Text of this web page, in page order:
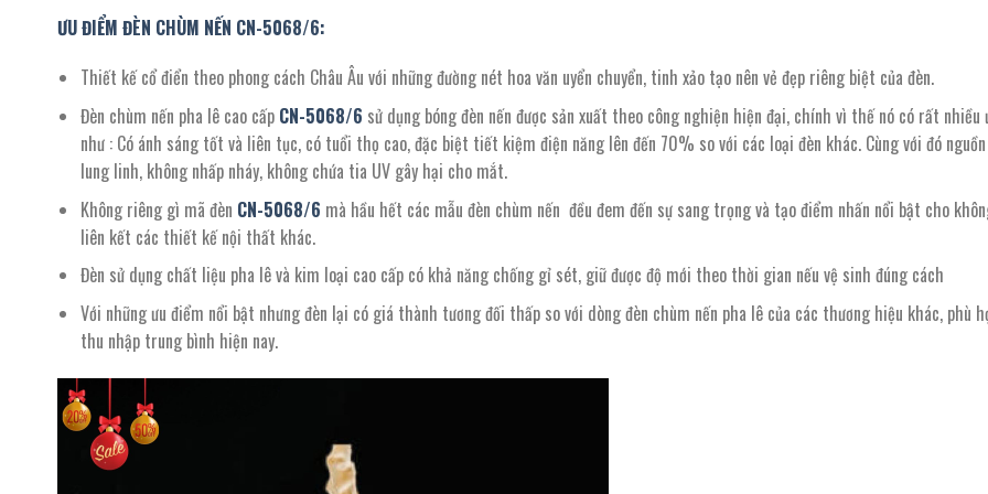
ƯU ĐIỂM ĐÈN CHÙM NẾN CN-5068/6:
Thiết kế cổ điển theo phong cách Châu Âu với những đường nét hoa văn uyển chuyển, tinh xảo tạo nên vẻ đẹp riêng biệt của đèn.
Đèn chùm nến pha lê cao cấp CN-5068/6 sử dụng bóng đèn nến được sản xuất theo công nghiện hiện đại, chính vì thế nó có rất nhiều
như : Có ánh sáng tốt và liên tục, có tuổi thọ cao, đặc biệt tiết kiệm điện năng lên đến 70% so với các loại đèn khác. Cùng với đó
lung linh, không nhấp nháy, không chứa tia UV gây hại cho mắt.
Không riêng gì mã đèn CN-5068/6 mà hầu hết các mẫu đèn chùm nến đều đem đến sự sang trọng và tạo điểm nhấn nổi bật cho
liên kết các thiết kế nội thất khác.
Đèn sử dụng chất liệu pha lê và kim loại cao cấp có khả năng chống gỉ sét, giữ được độ mới theo thời gian nếu vệ sinh đúng cách
Với những ưu điểm nổi bật nhưng đèn lại có giá thành tương đối thấp so với dòng đèn chùm nến pha lê của các thương hiệu khác, phù
thu nhập trung bình hiện nay.